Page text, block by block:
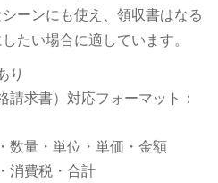
ーンにも使え、領収書はなる
たい場合に適しています。
り
請求書）対応フォーマット：
数量・単位・単価・金額
消費税・合計